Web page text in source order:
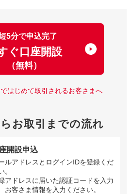
5分で申込完了
ぐ口座開設
（無料）
はじめて取引されるお客さまへ
お取引までの流れ
開設申込
ルアドレスとログインIDを登録くだ
。
アドレスに届いた認証コードを入力
お客さま情報を入力ください。